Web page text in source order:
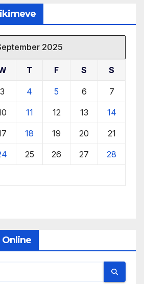
2025
T F S S
3 4 5 6 7
11 12 13 14
18 19 20 21
25 26 27 28
Online